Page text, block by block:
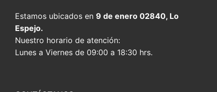
Estamos ubicados en 9 de enero 02840, Lo
Espejo.
Nuestro horario de atención:
Lunes a Viernes de 09:00 a 18:30 hrs.